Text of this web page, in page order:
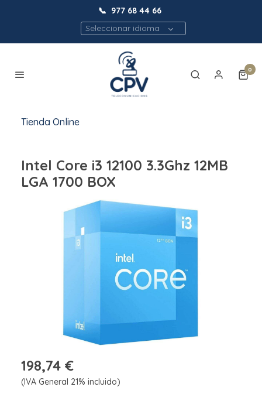
📞 977 68 44 66
Seleccionar idioma
0
Tienda Online
Intel Core i3 12100 3.3Ghz 12MB
LGA 1700 BOX
198,74 €
(IVA General 21% incluido)